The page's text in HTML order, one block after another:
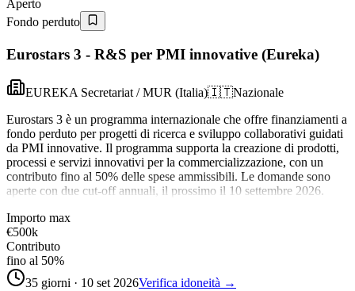
Aperto
Fondo perduto
Eurostars 3 - R&S per PMI innovative (Eureka)
EUREKA Secretariat / MUR (Italia)🇮🇹Nazionale
Eurostars 3 è un programma internazionale che offre finanziamenti a
fondo perduto per progetti di ricerca e sviluppo collaborativi guidati
da PMI innovative. Il programma supporta la creazione di prodotti,
processi e servizi innovativi per la commercializzazione, con un
contributo fino al 50% delle spese ammissibili. Le domande sono
aperte con due cut-off annuali, il prossimo il 10 settembre 2026.
Importo max
€500k
Contributo
fino al 50%
35 giorni · 10 set 2026Verifica idoneità →